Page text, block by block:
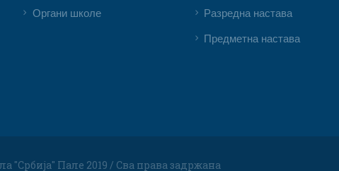
Органи школе
Разредна настава
Предметна настава
"Србија" Пале 2019 / Сва права задржана